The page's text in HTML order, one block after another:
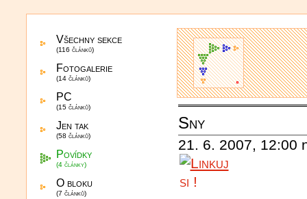
Všechny sekce
(116 článků)
Fotogalerie
(14 článků)
PC
(15 článků)
Jen tak
(58 článků)
Povídky
(4 články)
O bloku
(7 článků)
Sny
21. 6. 2007, 12:00